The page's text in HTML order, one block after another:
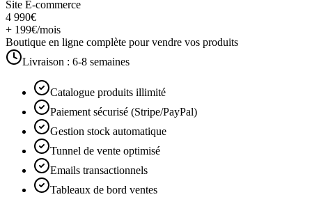
Site E-commerce
4 990€
+ 199€/mois
Boutique en ligne complète pour vendre vos produits
Livraison : 6-8 semaines
Catalogue produits illimité
Paiement sécurisé (Stripe/PayPal)
Gestion stock automatique
Tunnel de vente optimisé
Emails transactionnels
Tableaux de bord ventes